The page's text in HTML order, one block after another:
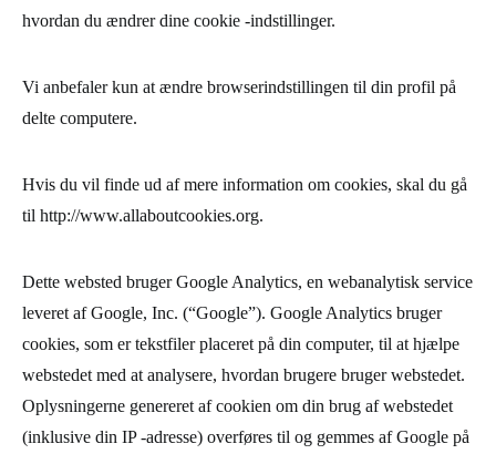
hvordan du ændrer dine cookie -indstillinger.
Vi anbefaler kun at ændre browserindstillingen til din profil på
delte computere.
Hvis du vil finde ud af mere information om cookies, skal du gå
til http://www.allaboutcookies.org.
Dette websted bruger Google Analytics, en webanalytisk service
leveret af Google, Inc. (“Google”). Google Analytics bruger
cookies, som er tekstfiler placeret på din computer, til at hjælpe
webstedet med at analysere, hvordan brugere bruger webstedet.
Oplysningerne genereret af cookien om din brug af webstedet
(inklusive din IP -adresse) overføres til og gemmes af Google på